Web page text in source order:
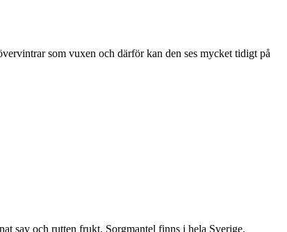
som vuxen och därför kan den ses mycket tidigt på
sav och rutten frukt. Sorgmantel finns i hela Sverige.